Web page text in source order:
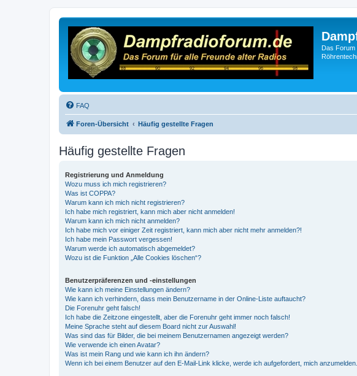
Das Forum
FAQ
Foren-Übersicht Häufig gestellte Fragen
Häufig gestellte Fragen
Registrierung und Anmeldung
Wozu muss ich mich registrieren?
Was ist COPPA?
Warum kann ich mich nicht registrieren?
Ich habe mich registriert, kann mich aber nicht anmelden!
Warum kann ich mich nicht anmelden?
Ich habe mich vor einiger Zeit registriert, kann mich aber nicht mehr anmelden?!
Ich habe mein Passwort vergessen!
Warum werde ich automatisch abgemeldet?
Wozu ist die Funktion „Alle Cookies löschen“?
Benutzerpräferenzen und -einstellungen
Wie kann ich meine Einstellungen ändern?
Wie kann ich verhindern, dass mein Benutzername in der Online-Liste auftaucht?
Die Forenuhr geht falsch!
Ich habe die Zeitzone eingestellt, aber die Forenuhr geht immer noch falsch!
Meine Sprache steht auf diesem Board nicht zur Auswahl!
Was sind das für Bilder, die bei meinem Benutzernamen angezeigt werden?
Wie verwende ich einen Avatar?
Was ist mein Rang und wie kann ich ihn ändern?
Wenn ich bei einem Benutzer auf den E-Mail-Link klicke, werde ich aufgefordert, mich anzumelden.